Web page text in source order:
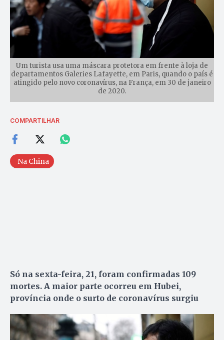
Um turista usa uma máscara protetora em frente à loja de
departamentos Galeries Lafayette, em Paris, quando o país é
atingido pelo novo coronavírus, na França, em 30 de janeiro
de 2020.
COMPARTILHAR
Na China
Só na sexta-feira, 21, foram confirmadas 109
mortes. A maior parte ocorreu em Hubei,
província onde o surto de coronavírus surgiu